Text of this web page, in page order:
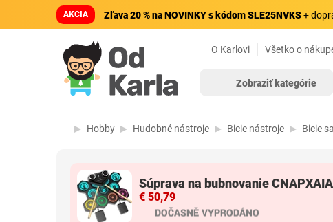
AKCIA Zľava 20 % na NOVINKY s kódom SLE25NVKS+
O Karlovi Všetko o
Zobraziť kategórie
Hobby Hudobné nástroje Bicie nástroje Bicie
Súprava na bubnovanie
€ 50,79